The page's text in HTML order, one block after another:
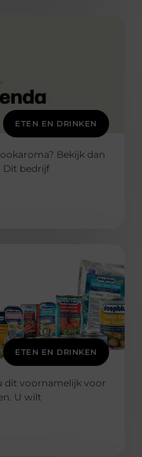
ETEN EN DRINKEN
Bekijk dan
Dit bedrijf
ETEN EN DRINKEN
dit voornamelijk voor
U wilt